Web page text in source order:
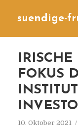
suendige-
FOKUS
10. Oktober 2021